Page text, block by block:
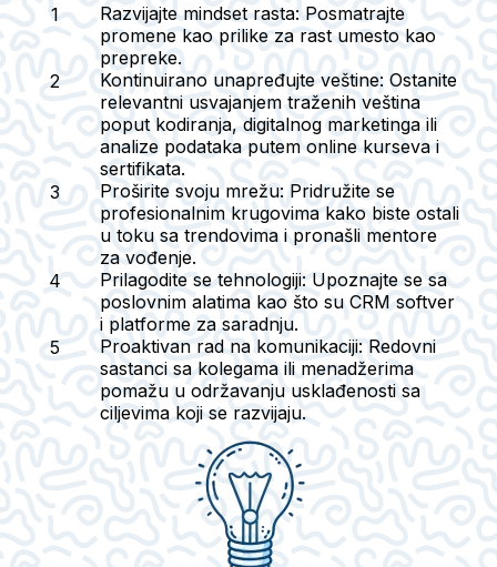
Razvijajte mindset rasta: Posmatrajte
promene kao prilike za rast umesto kao
prepreke.
Kontinuirano unapređujte veštine: Ostanite
relevantni usvajanjem traženih veština
poput kodiranja, digitalnog marketinga ili
analize podataka putem online kurseva i
sertifikata.
Proširite svoju mrežu: Pridružite se
profesionalnim krugovima kako biste ostali
u toku sa trendovima i pronašli mentore
za vođenje.
Prilagodite se tehnologiji: Upoznajte se sa
poslovnim alatima kao što su CRM softver
i platforme za saradnju.
Proaktivan rad na komunikaciji: Redovni
sastanci sa kolegama ili menadžerima
pomažu u održavanju usklađenosti sa
ciljevima koji se razvijaju.